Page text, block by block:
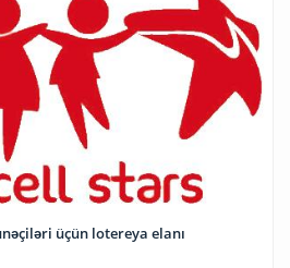
üçün lotereya elanı